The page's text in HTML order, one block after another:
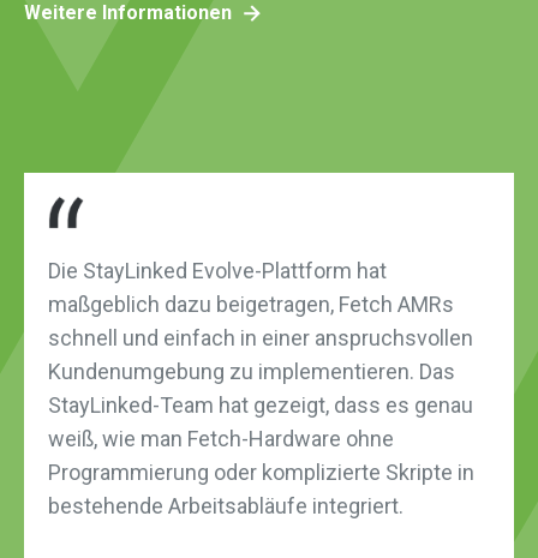
Weitere Informationen
Die StayLinked Evolve-Plattform hat
maßgeblich dazu beigetragen, Fetch AMRs
schnell und einfach in einer anspruchsvollen
Kundenumgebung zu implementieren. Das
StayLinked-Team hat gezeigt, dass es genau
weiß, wie man Fetch-Hardware ohne
Programmierung oder komplizierte Skripte in
bestehende Arbeitsabläufe integriert.